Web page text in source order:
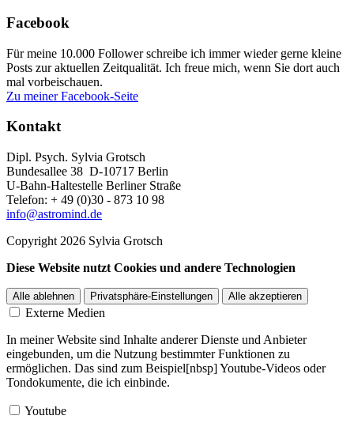
Facebook
Für meine 10.000 Follower schreibe ich immer wieder gerne kleine
Posts zur aktuellen Zeitqualität. Ich freue mich, wenn Sie dort auch
mal vorbeischauen.
Zu meiner Facebook-Seite
Kontakt
Dipl. Psych. Sylvia Grotsch
Bundesallee 38 D-10717 Berlin
U-Bahn-Haltestelle Berliner Straße
Telefon: + 49 (0)30 - 873 10 98
info@astromind.de
Copyright 2026 Sylvia Grotsch
Diese Website nutzt Cookies und andere Technologien
Alle ablehnen Privatsphäre-Einstellungen Alle akzeptieren
Externe Medien
In meiner Website sind Inhalte anderer Dienste und Anbieter
eingebunden, um die Nutzung bestimmter Funktionen zu
ermöglichen. Das sind zum Beispiel[nbsp] Youtube-Videos oder
Tondokumente, die ich einbinde.
Youtube